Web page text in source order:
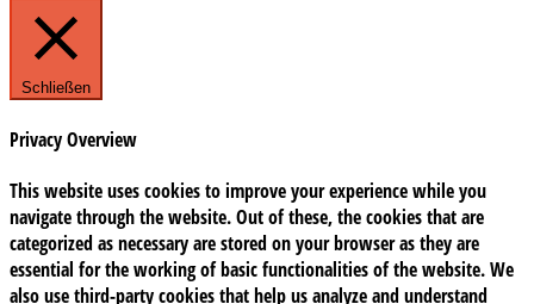
Schließen
Privacy Overview
This website uses cookies to improve your experience while you
navigate through the website. Out of these, the cookies that are
categorized as necessary are stored on your browser as they are
essential for the working of basic functionalities of the website. We
also use third-party cookies that help us analyze and understand